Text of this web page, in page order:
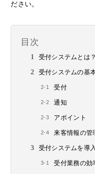
ださい。
目次
受付システムとは？
受付システムの基
受付
通知
アポイント
来客情報の管
受付システムを導
受付業務の効